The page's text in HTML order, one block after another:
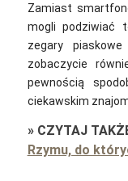
Zamiast
mogli podziwiać
zegary
zobaczycie
pewnością
ciekawskim
» CZYTAJ
Rzymu, do